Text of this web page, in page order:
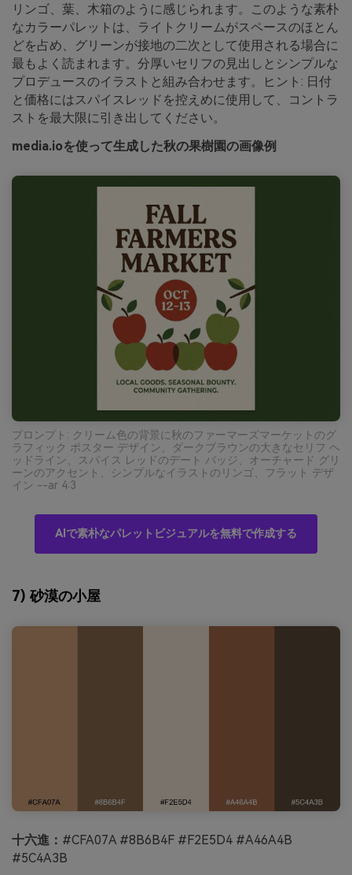
リンゴ、葉、木箱のように感じられます。このような素朴
なカラーパレットは、ライトクリームがスペースのほとん
どを占め、グリーンが接地の二次として使用される場合に
最もよく読まれます。分厚いセリフの見出しとシンプルな
プロデュースのイラストと組み合わせます。ヒント: 日付
と価格にはスパイスレッドを控えめに使用して、コントラ
ストを最大限に引き出してください。
media.ioを使って生成した秋の果樹園の画像例
プロンプト: クリーム色の背景に秋のファーマーズマーケットのグ
ラフィック ポスター デザイン、ダークブラウンの大きなセリフ ヘ
ッドライン、スパイス レッドのデート バッジ、オーチャード グリ
ーンのアクセント、シンプルなイラストのリンゴ、フラット デザ
イン --ar 4:3
AIで素朴なパレットビジュアルを無料で作成する
7) 砂漠の小屋
十六進： #CFA07A #8B6B4F #F2E5D4 #A46A4B
#5C4A3B